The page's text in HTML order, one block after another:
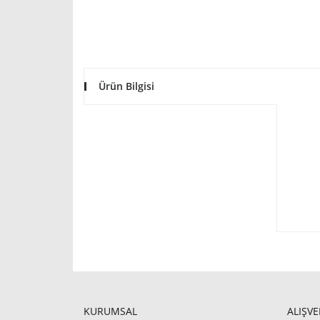
Ürün Bilgisi
KURUMSAL